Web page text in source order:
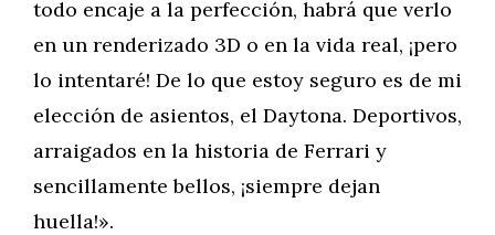
todo encaje a la perfección, habrá que verlo
en un renderizado 3D o en la vida real, ¡pero
lo intentaré! De lo que estoy seguro es de mi
elección de asientos, el Daytona. Deportivos,
arraigados en la historia de Ferrari y
sencillamente bellos, ¡siempre dejan
huella!».